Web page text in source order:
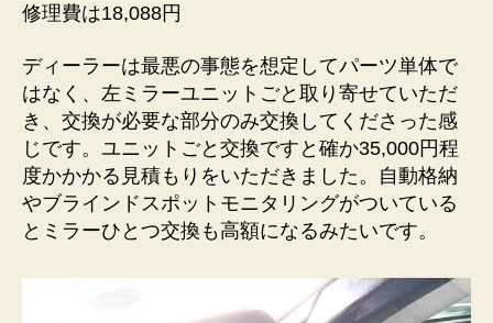
修理費は18,088円
ディーラーは最悪の事態を想定してパーツ単体で
はなく、左ミラーユニットごと取り寄せていただ
き、交換が必要な部分のみ交換してくださった感
じです。ユニットごと交換ですと確か35,000円程
度かかかる見積もりをいただきました。自動格納
やブラインドスポットモニタリングがついている
とミラーひとつ交換も高額になるみたいです。